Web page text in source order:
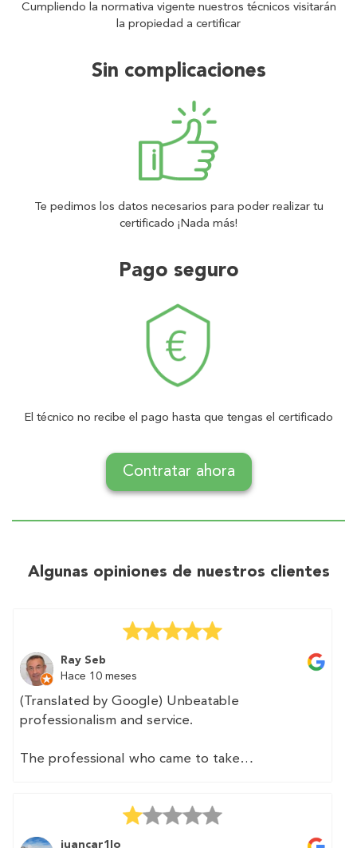
Cumpliendo la normativa vigente nuestros técnicos visitarán
la propiedad a certificar
Sin complicaciones
Te pedimos los datos necesarios para poder realizar tu
certificado ¡Nada más!
Pago seguro
El técnico no recibe el pago hasta que tengas el certificado
Contratar ahora
Algunas opiniones de nuestros clientes
Ray Seb
Hace 10 meses
(Translated by Google) Unbeatable
professionalism and service.
The professional who came to take
which he appreciated as it made his job easier.
juancar1lo